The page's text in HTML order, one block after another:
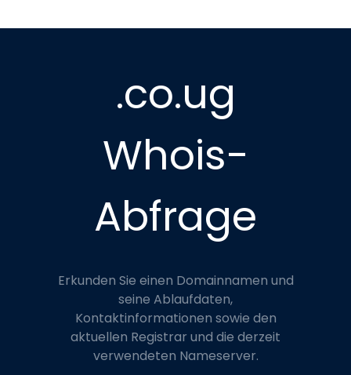
.co.ug
Whois-
Abfrage
Erkunden Sie einen Domainnamen und
seine Ablaufdaten,
Kontaktinformationen sowie den
aktuellen Registrar und die derzeit
verwendeten Nameserver.